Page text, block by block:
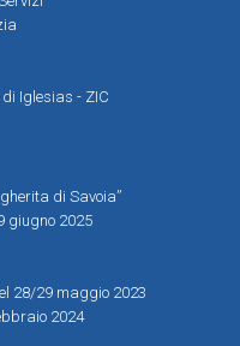
Iglesias - ZIC
di Savoia”
giugno 2025
28/29 maggio 2023
2024